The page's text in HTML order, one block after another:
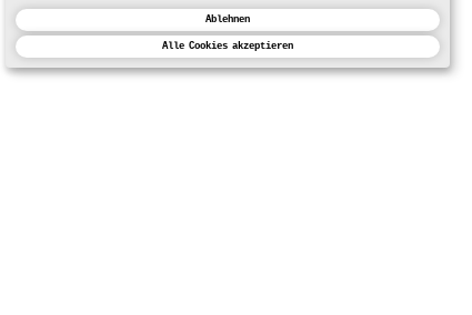
Ablehnen
Alle Cookies akzeptieren